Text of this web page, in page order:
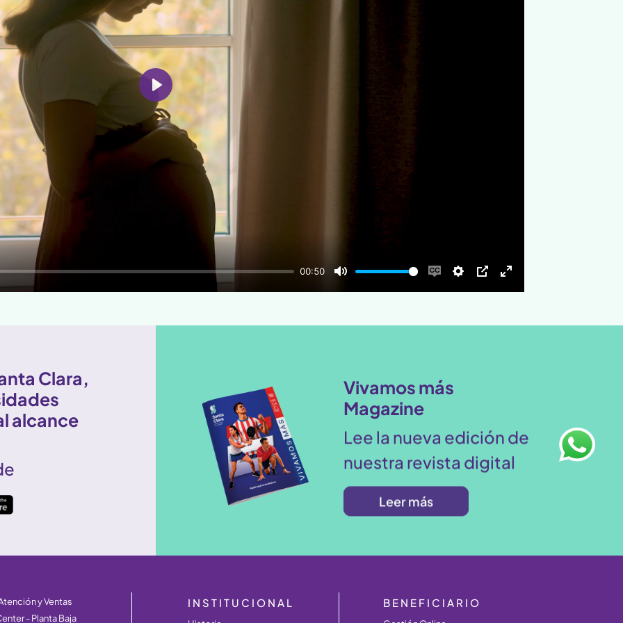
00:50
Play
Clara,
alcance
Vivamos más
Magazine
Lee la nueva edición de
nuestra revista digital
Leer más
y Ventas
- Planta Baja
INSTITUCIONAL BENEFICIARIO